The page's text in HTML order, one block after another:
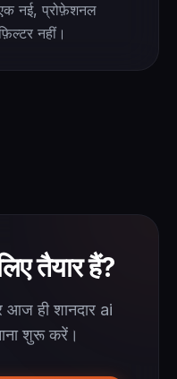
नई, प्रोफ़ेशनल
नहीं।
तैयार हैं?
ही शानदार ai
शुरू करें।